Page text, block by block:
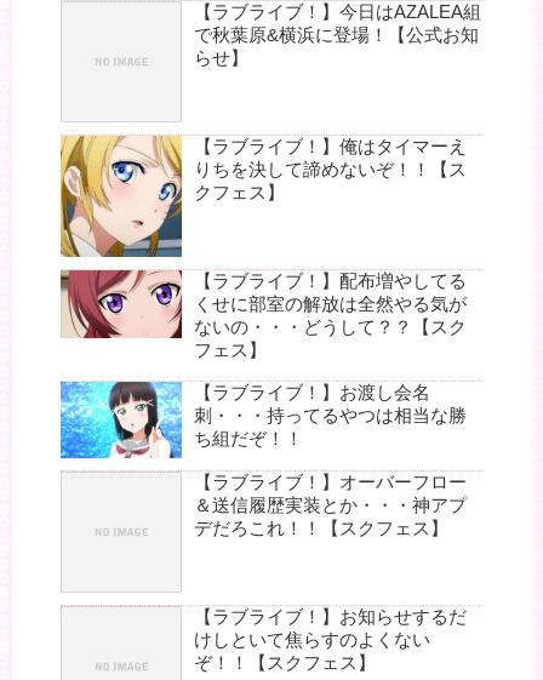
【ラブライブ！】今日はAZALEA組
で秋葉原&横浜に登場！【公式お知
らせ】
【ラブライブ！】俺はタイマーえ
りちを決して諦めないぞ！！【ス
クフェス】
【ラブライブ！】配布増やしてる
くせに部室の解放は全然やる気が
ないの・・・どうして？？【スク
フェス】
【ラブライブ！】お渡し会名
刺・・・持ってるやつは相当な勝
ち組だぞ！！
【ラブライブ！】オーバーフロー
＆送信履歴実装とか・・・神アプ
デだろこれ！！【スクフェス】
【ラブライブ！】お知らせするだ
けしといて焦らすのよくない
ぞ！！【スクフェス】